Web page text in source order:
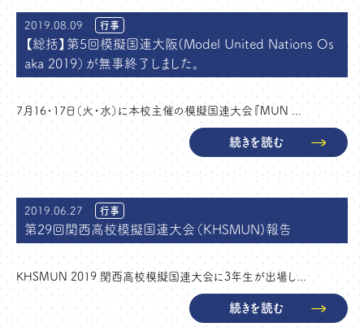
2019.08.09 行事
【総括】第5回模擬国連大阪(Model United Nations Os
aka 2019）が無事終了しました。
7月16・17日（火・水）に本校主催の模擬国連大会『MUN ...
続きを読む
2019.06.27 行事
第29回関西高校模擬国連大会（KHSMUN)報告
KHSMUN 2019 関西高校模擬国連大会に3年生が出場し...
続きを読む